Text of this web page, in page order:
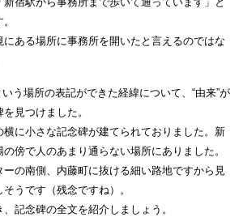
にある場所に事務所を開いたと言えるのではな
う場所の表記ができた経緯について、“由来”が
見つけました。
横に小さな記念碑が建てられておりました。新
傍で人のあまり通らない場所にありました。
ーの南側、内藤町に抜ける細い路地ですから見
うです（残念ですね）。
記念碑の全文を紹介しましょう。